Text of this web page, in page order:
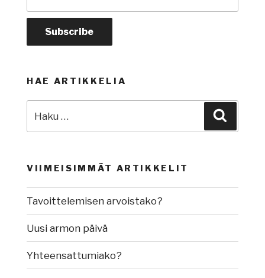
HAE ARTIKKELIA
VIIMEISIMMÄT ARTIKKELIT
Tavoittelemisen arvoistako?
Uusi armon päivä
Yhteensattumiako?